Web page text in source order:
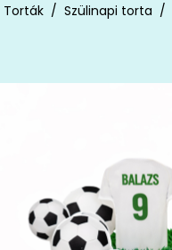
Torták Szülinapi torta